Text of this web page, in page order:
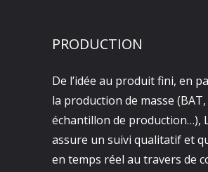
PRODUCTION
De l’idée au produit fini, en
la production de masse (BAT,
échantillon de production…),
assure un suivi qualitatif et
en temps réel au travers de